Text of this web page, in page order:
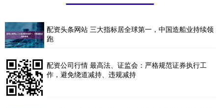
配资头条网站 三大指标居全球第一，中国造船业持续领
跑
配资公司行情 最高法、证监会：严格规范证券执行工
作，避免绕道减持、违规减持